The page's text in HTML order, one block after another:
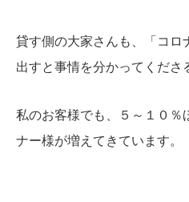
貸す側の大家さんも、「コロ
出すと事情を分かってくださ
私のお客様でも、５～１０％
ナー様が増えてきています。